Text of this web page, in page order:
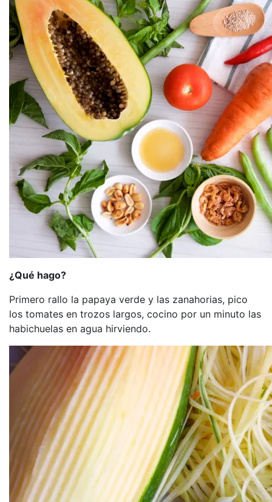
¿Qué hago?
Primero rallo la papaya verde y las zanahorias, pico
los tomates en trozos largos, cocino por un minuto las
habichuelas en agua hirviendo.